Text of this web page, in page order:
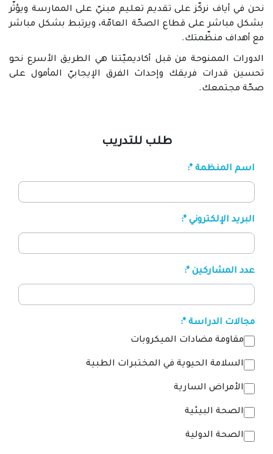
نحن في أياف نركّز على تقديم تعليم مبنيّ على الممارسة ويؤثّر
بشكل مباشر على قطاع الصحّة العامّة، ويرتبط بشكل مباشر
مع أهداف منظّمتك.
الدورات الممنوحة من قبل أكاديميّتنا هي الطريق الأسرع نحو
تحسين قدرات فريقك وإحداث الفرق الإيجابيّ المأمول على
صحّة مجتمعك.
طلب للتدريب
اسم المنظمة *:
البريد الإلكتروني *:
عدد المشاركين *:
مجالات الدراسة *:
مقاومة مضادات الميكروبات
السلامة الحيوية في المختبرات الطبية
الأمراض السارية
الصحة البيئية
الصحة الدولية